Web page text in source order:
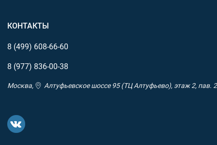
КОНТАКТЫ
8 (499) 608-66-60
8 (977) 836-00-38
Москва, Алтуфьевское шоссе 95 (ТЦ Алтуфьево), этаж 2, пав. 2